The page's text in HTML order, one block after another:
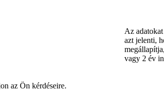
Az
azt jelenti,
vagy 2 év
az Ön kérdéseire.